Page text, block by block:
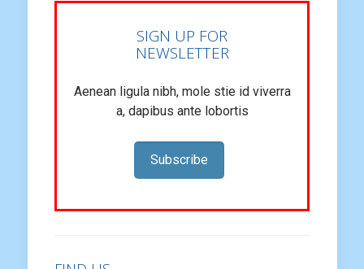
SIGN UP FOR
NEWSLETTER
Aenean ligula nibh, mole stie id viverra
a, dapibus ante lobortis
Subscribe